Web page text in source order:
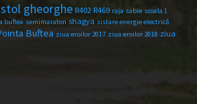
gheorghe R402 R469 raja sabie scoala 1
buftea semimaraton shagya sistare energie electrică
Buftea ziua eroilor 2017 ziua eroilor 2018 ziua